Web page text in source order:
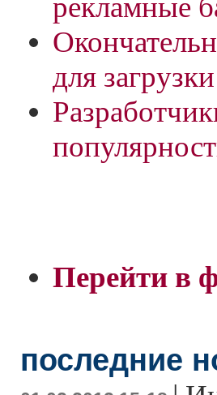
рекламные
для загрузки
Перейти в
последние